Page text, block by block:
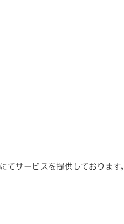
サービスを提供しております。